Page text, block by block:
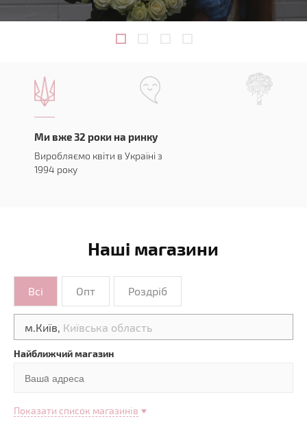
1
Ми вже 32 роки на ринку
Виробляємо квіти в Україні з
1994 року
Наші магазини
Всі Опт Роздріб
м.Київ, Київська область
Найближчий магазин
Показати список магазинів